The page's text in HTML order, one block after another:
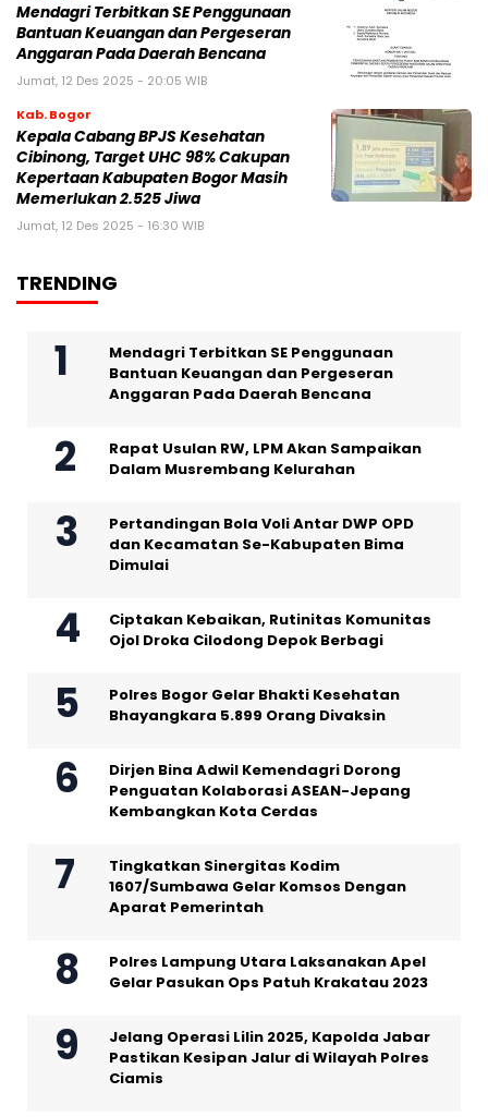
Mendagri Terbitkan SE Penggunaan
Bantuan Keuangan dan Pergeseran
Anggaran Pada Daerah Bencana
Jumat, 12 Des 2025 - 20:05 WIB
Kab. Bogor
Kepala Cabang BPJS Kesehatan
Cibinong, Target UHC 98% Cakupan
Kepertaan Kabupaten Bogor Masih
Memerlukan 2.525 Jiwa
Jumat, 12 Des 2025 - 16:30 WIB
TRENDING
Mendagri Terbitkan SE Penggunaan
Bantuan Keuangan dan Pergeseran
Anggaran Pada Daerah Bencana
Rapat Usulan RW, LPM Akan Sampaikan
Dalam Musrembang Kelurahan
Pertandingan Bola Voli Antar DWP OPD
dan Kecamatan Se-Kabupaten Bima
Dimulai
Ciptakan Kebaikan, Rutinitas Komunitas
Ojol Droka Cilodong Depok Berbagi
Polres Bogor Gelar Bhakti Kesehatan
Bhayangkara 5.899 Orang Divaksin
Dirjen Bina Adwil Kemendagri Dorong
Penguatan Kolaborasi ASEAN-Jepang
Kembangkan Kota Cerdas
Tingkatkan Sinergitas Kodim
1607/Sumbawa Gelar Komsos Dengan
Aparat Pemerintah
Polres Lampung Utara Laksanakan Apel
Gelar Pasukan Ops Patuh Krakatau 2023
Jelang Operasi Lilin 2025, Kapolda Jabar
Pastikan Kesipan Jalur di Wilayah Polres
Ciamis